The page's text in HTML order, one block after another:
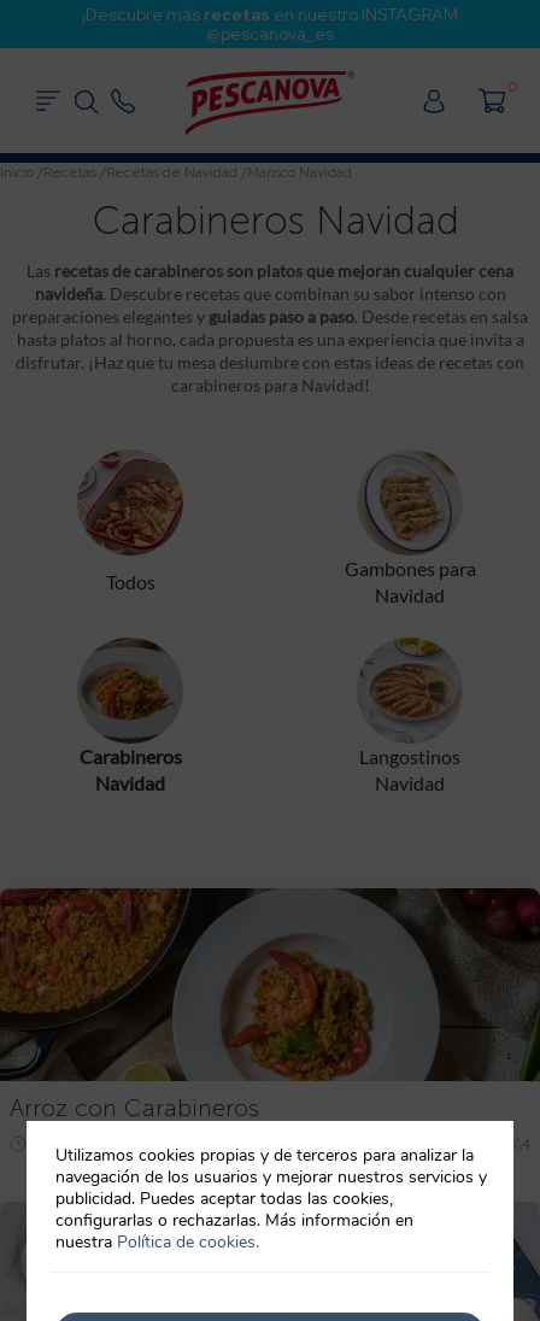
¡Descubre más recetas en nuestro INSTAGRAM
@pescanova_es
0
Inicio /Recetas /Recetas de Navidad /Marisco Navidad
Carabineros Navidad
Las recetas de carabineros son platos que mejoran cualquier cena
navideña. Descubre recetas que combinan su sabor intenso con
preparaciones elegantes y guiadas paso a paso. Desde recetas en salsa
hasta platos al horno, cada propuesta es una experiencia que invita a
disfrutar. ¡Haz que tu mesa deslumbre con estas ideas de recetas con
carabineros para Navidad!
Todos
Gambones para
Navidad
Carabineros
Navidad
Langostinos
Navidad
Arroz con Carabineros
4
Utilizamos cookies propias y de terceros para analizar la
navegación de los usuarios y mejorar nuestros servicios y
publicidad. Puedes aceptar todas las cookies,
configurarlas o rechazarlas. Más información en
nuestra Política de cookies.